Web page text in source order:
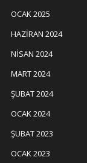
OCAK 2025
HAZIRAN 2024
NISAN 2024
MART 2024
ŞUBAT 2024
OCAK 2024
ŞUBAT 2023
OCAK 2023